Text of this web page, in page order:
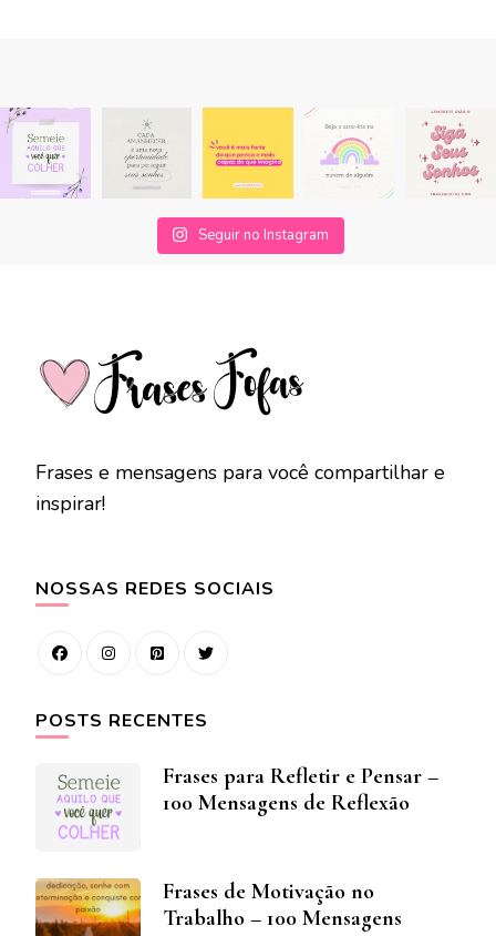
Seguir no Instagram
Frases e mensagens para você compartilhar e
inspirar!
NOSSAS REDES SOCIAIS
POSTS RECENTES
Frases para Refletir e Pensar –
100 Mensagens de Reflexão
Frases de Motivação no
Trabalho – 100 Mensagens